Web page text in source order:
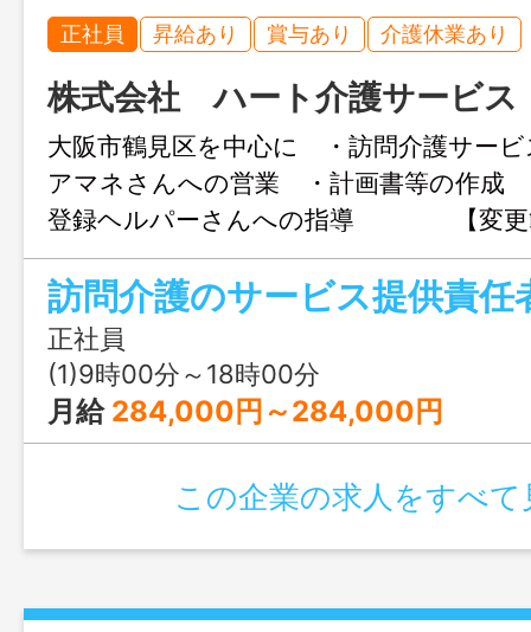
正社員 昇給あり 賞与あり 介護休業あり
株式会社 ハート介護サービス
大阪市鶴見区を中心に ・訪問介護サー
アマネさんへの営業 ・計画書等の作成
登録ヘルパーさんへの指導 【変更
し】
正社員
(1)9時00分～18時00分
月給 284,000円～284,000円
この企業の求人をすべて